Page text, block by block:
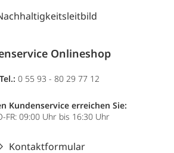
Onlineshop
Tel.: 0 55 93 - 80 29 77 12
Kundenservice erreichen Sie:
FR: 09:00 Uhr bis 16:30 Uhr
Kontaktformular